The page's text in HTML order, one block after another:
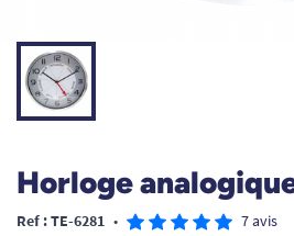
Horloge
Ref : TE-6281 • 7 avis